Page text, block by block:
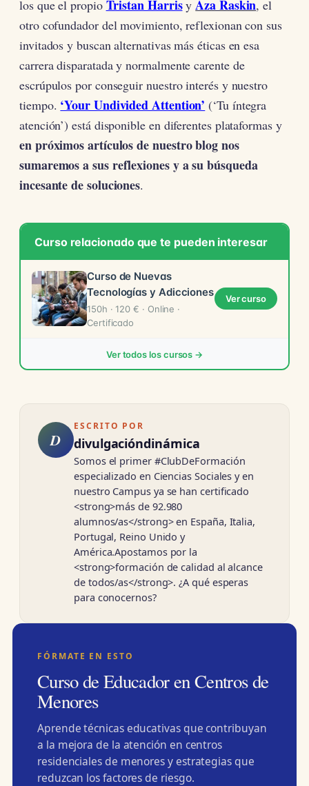
los que el propio Tristan HarrisyAza Raskin, el
otro cofundador del movimiento, reflexionan con sus
invitados y buscan alternativas más éticas en esa
carrera disparatada y normalmente carente de
escrúpulos por conseguir nuestro interés y nuestro
tiempo. ‘Your Undivided Attention’ (‘Tu íntegra
atención’) está disponible en diferentes plataformas y
en próximos artículos de nuestro blog nos
sumaremos a sus reflexiones y a su búsqueda
incesante de soluciones.
Curso relacionado que te pueden interesar
Curso de Nuevas
Tecnologías y Adicciones
150h · 120 € · Online ·
Certificado
Ver curso
Ver todos los cursos →
D
ESCRITO POR
divulgacióndinámica
Somos el primer #ClubDeFormación
especializado en Ciencias Sociales y en
nuestro Campus ya se han certificado
<strong>más de 92.980
alumnos/as</strong> en España, Italia,
Portugal, Reino Unido y
América.Apostamos por la
<strong>formación de calidad al alcance
de todos/as</strong>. ¿A qué esperas
para conocernos?
FÓRMATE EN ESTO
Curso de Educador en Centros de
Menores
Aprende técnicas educativas que contribuyan
a la mejora de la atención en centros
residenciales de menores y estrategias que
reduzcan los factores de riesgo.